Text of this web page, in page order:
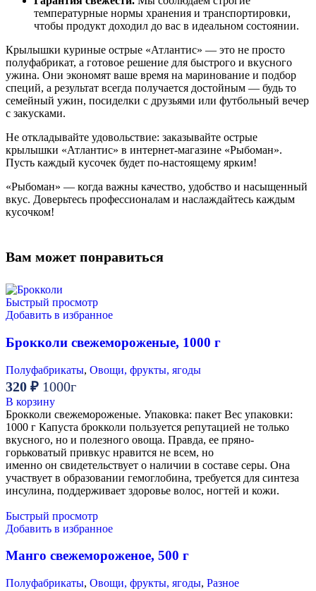
температурные нормы хранения и транспортировки,
чтобы продукт доходил до вас в идеальном состоянии.
Крылышки куриные острые «Атлантис» — это не просто
полуфабрикат, а готовое решение для быстрого и вкусного
ужина. Они экономят ваше время на маринование и подбор
специй, а результат всегда получается достойным — будь то
семейный ужин, посиделки с друзьями или футбольный вечер
с закусками.
Не откладывайте удовольствие: заказывайте острые
крылышки «Атлантис» в интернет‑магазине «Рыбоман».
Пусть каждый кусочек будет по‑настоящему ярким!
«Рыбоман» — когда важны качество, удобство и насыщенный
вкус. Доверьтесь профессионалам и наслаждайтесь каждым
кусочком!
Вам может понравиться
Быстрый просмотр
Добавить в избранное
Брокколи свежемороженые, 1000 г
Полуфабрикаты, Овощи, фрукты, ягоды
320 ₽ 1000г
В корзину
Брокколи свежемороженые. Упаковка: пакет Вес упаковки:
1000 г Капуста брокколи пользуется репутацией не только
вкусного, но и полезного овоща. Правда, ее пряно-
горьковатый привкус нравится не всем, но
именно он свидетельствует о наличии в составе серы. Она
участвует в образовании гемоглобина, требуется для синтеза
инсулина, поддерживает здоровье волос, ногтей и кожи.
Быстрый просмотр
Добавить в избранное
Манго свежемороженое, 500 г
Полуфабрикаты, Овощи, фрукты, ягоды, Разное